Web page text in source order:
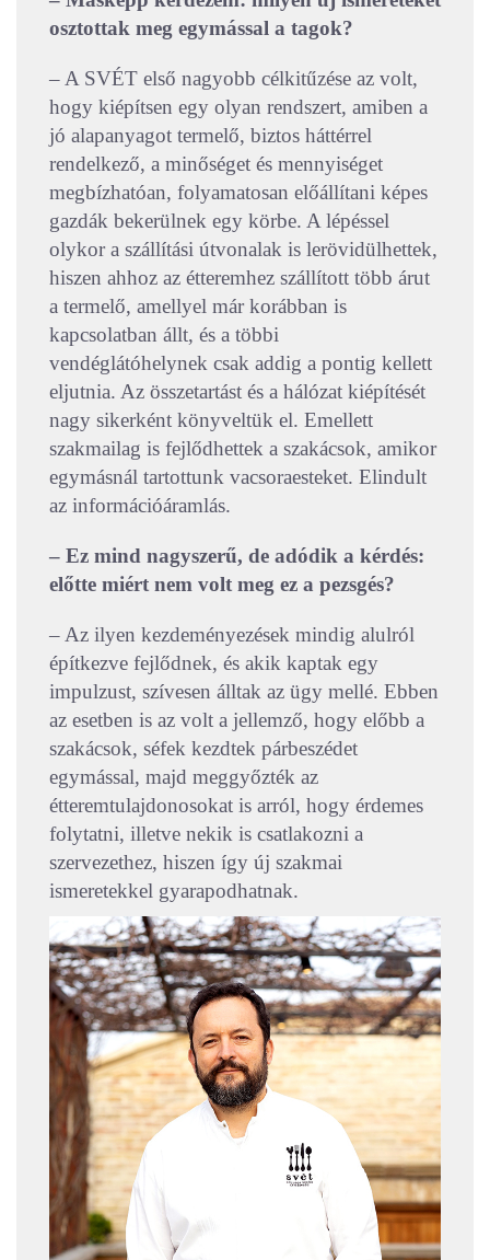
osztottak meg egymással a tagok?
– A SVÉT első nagyobb célkitűzése az volt,
hogy kiépítsen egy olyan rendszert, amiben a
jó alapanyagot termelő, biztos háttérrel
rendelkező, a minőséget és mennyiséget
megbízhatóan, folyamatosan előállítani képes
gazdák bekerülnek egy körbe. A lépéssel
olykor a szállítási útvonalak is lerövidülhettek,
hiszen ahhoz az étteremhez szállított több árut
a termelő, amellyel már korábban is
kapcsolatban állt, és a többi
vendéglátóhelynek csak addig a pontig kellett
eljutnia. Az összetartást és a hálózat kiépítését
nagy sikerként könyveltük el. Emellett
szakmailag is fejlődhettek a szakácsok, amikor
egymásnál tartottunk vacsoraesteket. Elindult
az információáramlás.
– Ez mind nagyszerű, de adódik a kérdés:
előtte miért nem volt meg ez a pezsgés?
– Az ilyen kezdeményezések mindig alulról
építkezve fejlődnek, és akik kaptak egy
impulzust, szívesen álltak az ügy mellé. Ebben
az esetben is az volt a jellemző, hogy előbb a
szakácsok, séfek kezdtek párbeszédet
egymással, majd meggyőzték az
étteremtulajdonosokat is arról, hogy érdemes
folytatni, illetve nekik is csatlakozni a
szervezethez, hiszen így új szakmai
ismeretekkel gyarapodhatnak.